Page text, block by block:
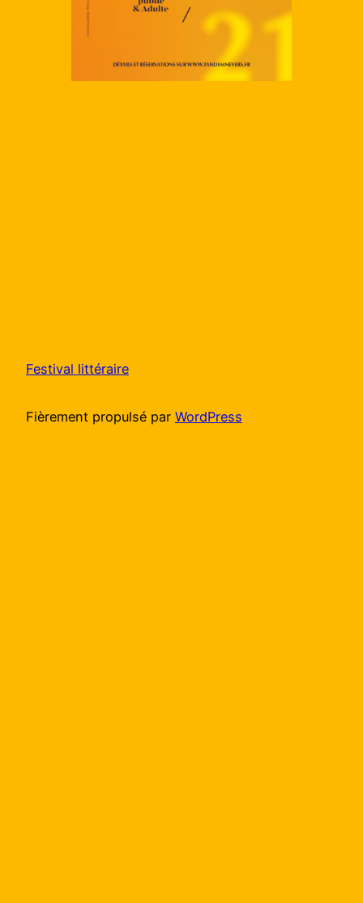
Festival littéraire
Fièrement propulsé par WordPress